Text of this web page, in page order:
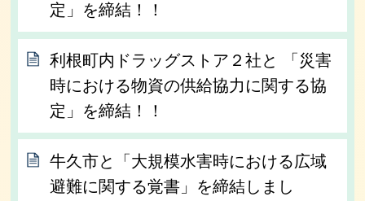
定」を締結！！
利根町内ドラッグストア２社と 「災害
時における物資の供給協力に関する協
定」を締結！！
牛久市と「大規模水害時における広域
避難に関する覚書」を締結しまし